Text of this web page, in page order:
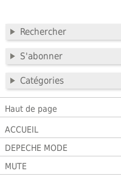
Rechercher
S'abonner
Catégories
Haut de page
ACCUEIL
DEPECHE MODE
MUTE